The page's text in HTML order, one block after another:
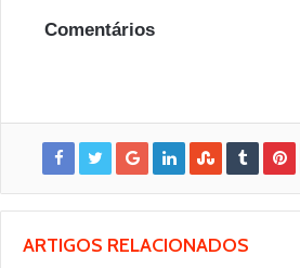
Comentários
ARTIGOS RELACIONADOS